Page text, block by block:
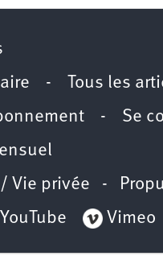
- Tous les
- Se
Vie privée -
YouTube Vimeo